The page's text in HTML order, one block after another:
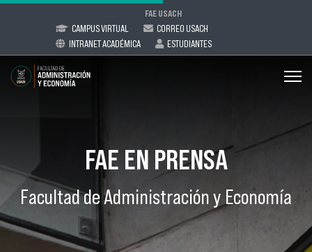
FAE USACH
CAMPUS VIRTUAL
CORREO USACH
INTRANET ACADÉMICA
ESTUDIANTES
FAE EN PRENSA
Facultad de Administración y Economía